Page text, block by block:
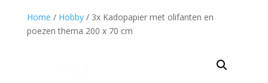
Home / Hobby/ 3x Kadopapier met olifanten en
poezen thema 200 x 70 cm